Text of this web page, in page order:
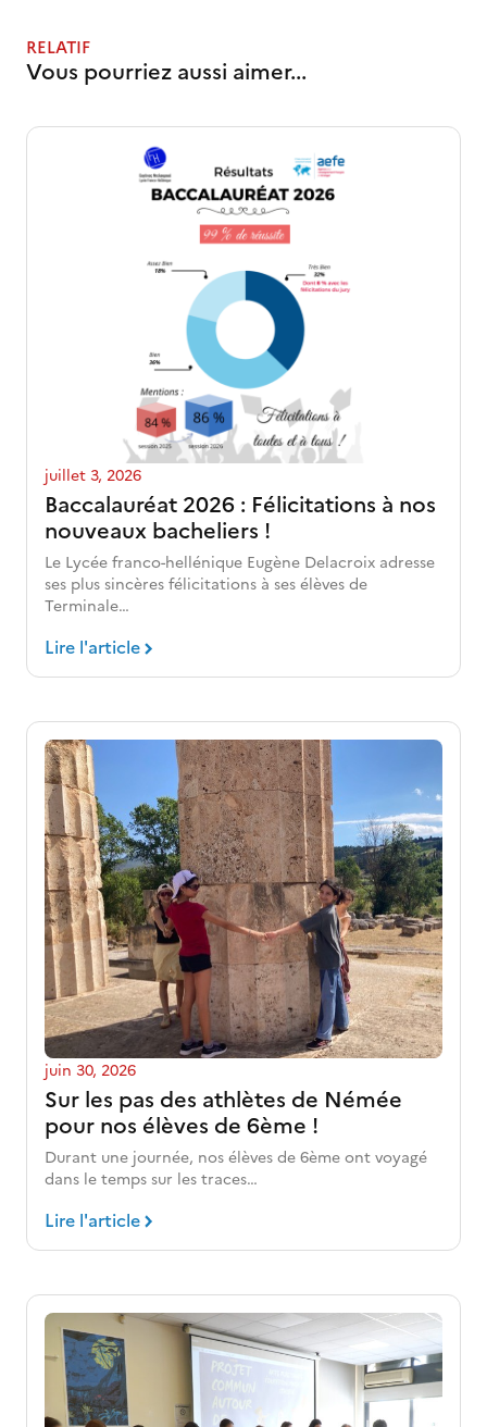
RELATIF
Vous pourriez aussi aimer...
Baccalauréat 2026 : Félicitations à nos
nouveaux bacheliers !
juillet 3, 2026
Le Lycée franco-hellénique Eugène Delacroix adresse
ses plus sincères félicitations à ses élèves de
Terminale…
Lire l'article
Sur les pas des athlètes de Némée
pour nos élèves de 6ème !
juin 30, 2026
Durant une journée, nos élèves de 6ème ont voyagé
dans le temps sur les traces…
Lire l'article